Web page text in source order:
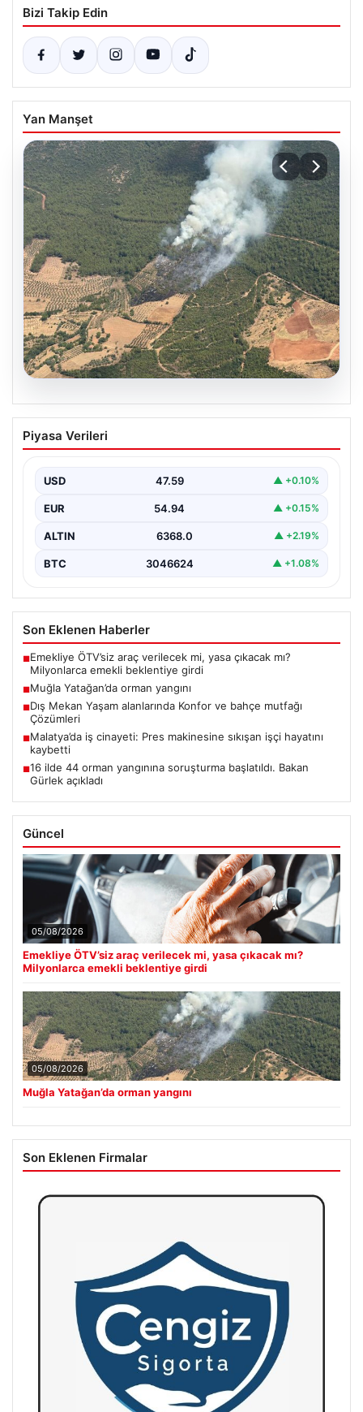
Bizi Takip Edin
Yan Manşet
Muğla Yatağan’da orman yangını
Piyasa Verileri
USD 47.59 ▲ +0.10%
EUR 54.94 ▲ +0.15%
ALTIN 6368.0 ▲ +2.19%
BTC 3046624 ▲ +1.08%
Son Eklenen Haberler
■Emekliye ÖTV’siz araç verilecek mi, yasa çıkacak mı?
Milyonlarca emekli beklentiye girdi
■Muğla Yatağan’da orman yangını
■Dış Mekan Yaşam alanlarında Konfor ve bahçe mutfağı
Çözümleri
■Malatya’da iş cinayeti: Pres makinesine sıkışan işçi hayatını
kaybetti
■16 ilde 44 orman yangınına soruşturma başlatıldı. Bakan
Gürlek açıkladı
Güncel
05/08/2026
Emekliye ÖTV’siz araç verilecek mi, yasa çıkacak mı?
Milyonlarca emekli beklentiye girdi
05/08/2026
Muğla Yatağan’da orman yangını
Son Eklenen Firmalar